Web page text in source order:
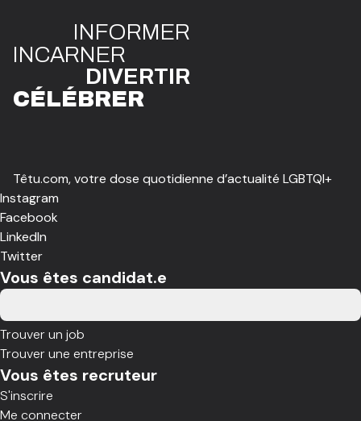
INFORMER
INCARNER
DIVERTIR
CÉLÉBRER
Têtu.com, votre dose quotidienne d’actualité LGBTQI+
Instagram
Facebook
LinkedIn
Twitter
Vous êtes candidat.e
Trouver un job
Trouver une entreprise
Vous êtes recruteur
S'inscrire
Me connecter